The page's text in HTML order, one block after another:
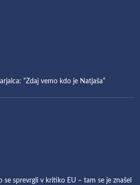
“Zdaj vemo kdo je Natjaša”
se sprevrgli v kritiko EU – tam se je znašel